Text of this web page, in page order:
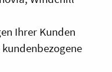
Ihrer Kunden